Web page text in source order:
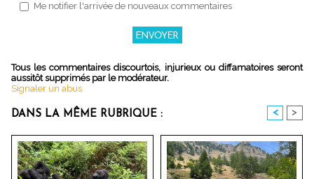
Me notifier l'arrivée de nouveaux commentaires
Tous les commentaires discourtois, injurieux ou diffamatoires seront
aussitôt supprimés par le modérateur.
Signaler un abus
DANS LA MÊME RUBRIQUE : < >